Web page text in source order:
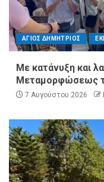
ΑΓΙΟΣ ΔΗΜΗΤΡΙΟΣ
Με κατάνυξη και
Μεταμορφώσεως
7 Αυγούστου 2026